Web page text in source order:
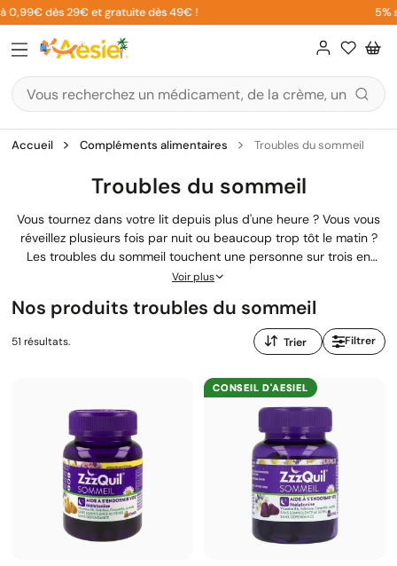
Aller
au
contenu
dès 29€ et gratuite dès 49€ ! 5% sur
Accueil Compléments alimentaires Troubles du sommeil
Troubles du sommeil
Vous tournez dans votre lit depuis plus d'une heure ? Vous vous
réveillez plusieurs fois par nuit ou beaucoup trop tôt le matin ?
Les troubles du sommeil touchent une personne sur trois en
France, et nous savons à quel point cela pèse sur votre quotidien
de compléments alimentaires pour le sommeil vous propose des
solutions naturelles adaptées à chaque situation, que vous ayez
du mal à vous endormir, que votre sommeil soit trop léger, ou
Voir plus
Nos produits troubles du sommeil
51 résultats.
Trier
par
:
Filtrer
CONSEILD'AESIEL